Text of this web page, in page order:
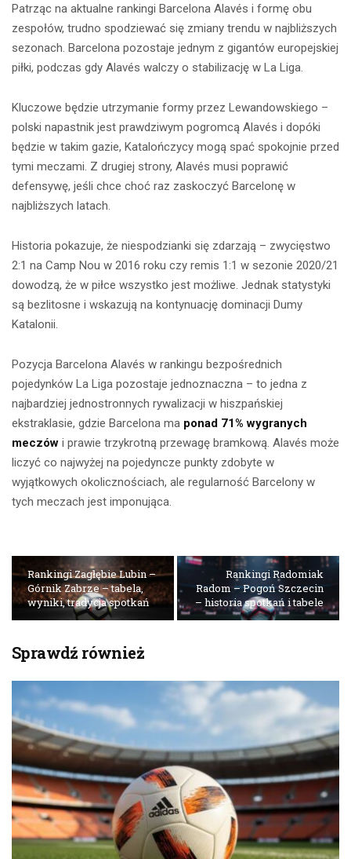
Patrząc na aktualne rankingi Barcelona Alavés i formę obu
zespołów, trudno spodziewać się zmiany trendu w najbliższych
sezonach. Barcelona pozostaje jednym z gigantów europejskiej
piłki, podczas gdy Alavés walczy o stabilizację w La Liga.
Kluczowe będzie utrzymanie formy przez Lewandowskiego –
polski napastnik jest prawdziwym pogromcą Alavés i dopóki
będzie w takim gazie, Katalończycy mogą spać spokojnie przed
tymi meczami. Z drugiej strony, Alavés musi poprawić
defensywę, jeśli chce choć raz zaskoczyć Barcelonę w
najbliższych latach.
Historia pokazuje, że niespodzianki się zdarzają – zwycięstwo
2:1 na Camp Nou w 2016 roku czy remis 1:1 w sezonie 2020/21
dowodzą, że w piłce wszystko jest możliwe. Jednak statystyki
są bezlitosne i wskazują na kontynuację dominacji Dumy
Katalonii.
Pozycja Barcelona Alavés w rankingu bezpośrednich
pojedynków La Liga pozostaje jednoznaczna – to jedna z
najbardziej jednostronnych rywalizacji w hiszpańskiej
ekstraklasie, gdzie Barcelona ma ponad 71% wygranych
meczów i prawie trzykrotną przewagę bramkową. Alavés może
liczyć co najwyżej na pojedyncze punkty zdobyte w
wyjątkowych okolicznościach, ale regularność Barcelony w
tych meczach jest imponująca.
Rankingi Zagłębie Lubin –
Górnik Zabrze – tabela,
wyniki, tradycja spotkań
Rankingi Radomiak
Radom – Pogoń Szczecin
– historia spotkań i tabele
Sprawdź również